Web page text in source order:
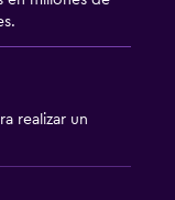
realizar un